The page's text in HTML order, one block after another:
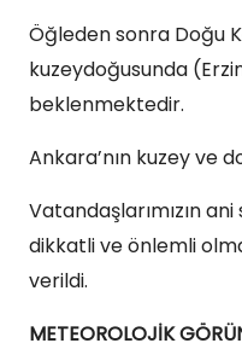
Öğleden sonra Doğu
kuzeydoğusunda
beklenmektedir.
Ankara’nın kuzey ve
Vatandaşlarımızın
dikkatli ve önlemli
verildi.
METEOROLOJİK